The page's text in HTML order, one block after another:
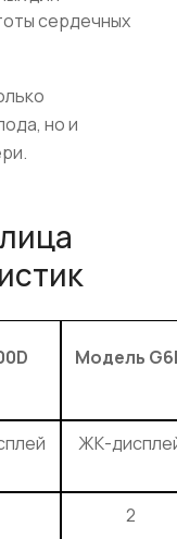
сердечных
но и
Модель
ЖК-
2